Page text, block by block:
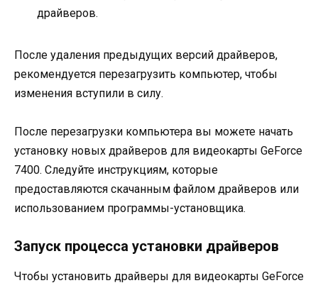
драйверов.
После удаления предыдущих версий драйверов,
рекомендуется перезагрузить компьютер, чтобы
изменения вступили в силу.
После перезагрузки компьютера вы можете начать
установку новых драйверов для видеокарты GeForce
7400. Следуйте инструкциям, которые
предоставляются скачанным файлом драйверов или
использованием программы-установщика.
Запуск процесса установки драйверов
Чтобы установить драйверы для видеокарты GeForce